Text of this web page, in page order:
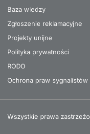
Baza wiedzy
Zgłoszenie reklamacyjne
Projekty unijne
Polityka prywatności
RODO
Ochrona praw sygnalistów
Wszystkie prawa